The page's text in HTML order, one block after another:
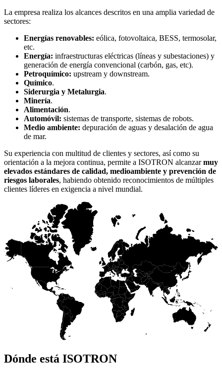
La empresa realiza los alcances descritos en una amplia variedad de
sectores:
Energías renovables: eólica, fotovoltaica, BESS, termosolar,
etc.
Energía: infraestructuras eléctricas (líneas y subestaciones) y
generación de energía convencional (carbón, gas, etc).
Petroquímico: upstream y downstream.
Químico.
Siderurgia y Metalurgia.
Minería.
Alimentación.
Automóvil: sistemas de transporte, sistemas de robots.
Medio ambiente: depuración de aguas y desalación de agua
de mar.
Su experiencia con multitud de clientes y sectores, así como su
orientación a la mejora continua, permite a ISOTRON alcanzarmuy
elevados estándares de calidad, medioambiente y prevención de
riesgos laborales, habiendo obtenido reconocimientos de múltiples
clientes líderes en exigencia a nivel mundial.
Dónde está ISOTRON